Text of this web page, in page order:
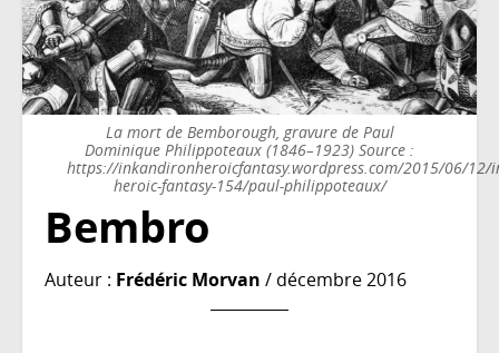
La mort de Bemborough, gravure de Paul
Dominique Philippoteaux (1846–1923) Source :
https://inkandironheroicfantasy.wordpress.com/2015/06/12/
heroic-fantasy-154/paul-philippoteaux/
Bembro
Auteur : Frédéric Morvan / décembre 2016